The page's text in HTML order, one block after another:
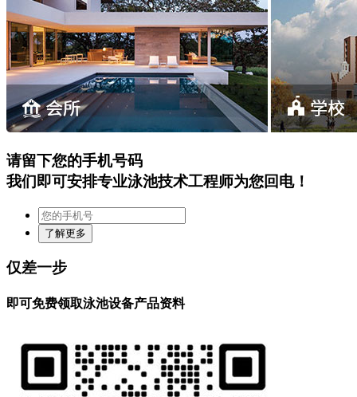
请留下您的手机号码
我们即可安排专业泳池技术工程师为您回电！
仅差一步
即可免费领取泳池设备产品资料